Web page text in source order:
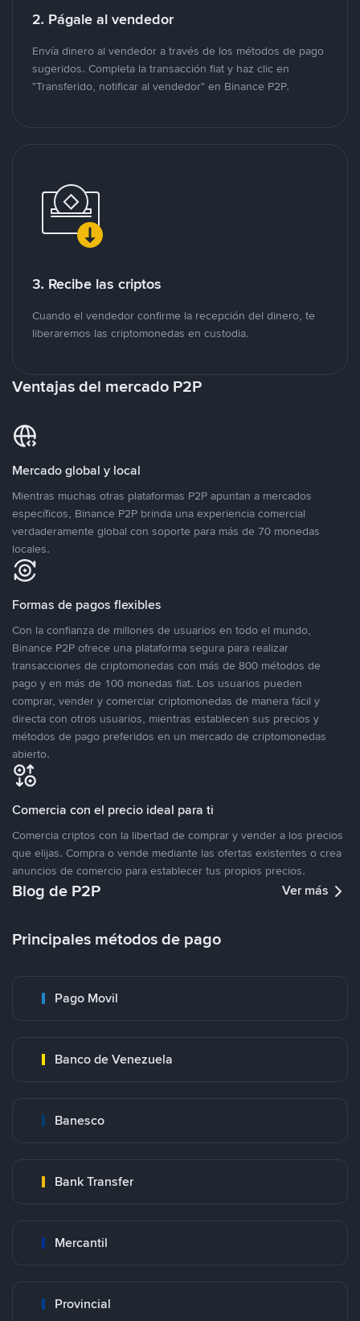
2. Págale al vendedor
Envía dinero al vendedor a través de los métodos de pago
sugeridos. Completa la transacción fiat y haz clic en
"Transferido, notificar al vendedor" en Binance P2P.
3. Recibe las criptos
Cuando el vendedor confirme la recepción del dinero, te
liberaremos las criptomonedas en custodia.
Ventajas del mercado P2P
Mercado global y local
Mientras muchas otras plataformas P2P apuntan a mercados
específicos, Binance P2P brinda una experiencia comercial
verdaderamente global con soporte para más de 70 monedas
locales.
Formas de pagos flexibles
Con la confianza de millones de usuarios en todo el mundo,
Binance P2P ofrece una plataforma segura para realizar
transacciones de criptomonedas con más de 800 métodos de
pago y en más de 100 monedas fiat. Los usuarios pueden
comprar, vender y comerciar criptomonedas de manera fácil y
directa con otros usuarios, mientras establecen sus precios y
métodos de pago preferidos en un mercado de criptomonedas
abierto.
Comercia con el precio ideal para ti
Comercia criptos con la libertad de comprar y vender a los precios
que elijas. Compra o vende mediante las ofertas existentes o crea
anuncios de comercio para establecer tus propios precios.
Blog de P2P Ver más
Principales métodos de pago
Pago Movil
Banco de Venezuela
Banesco
Bank Transfer
Mercantil
Provincial